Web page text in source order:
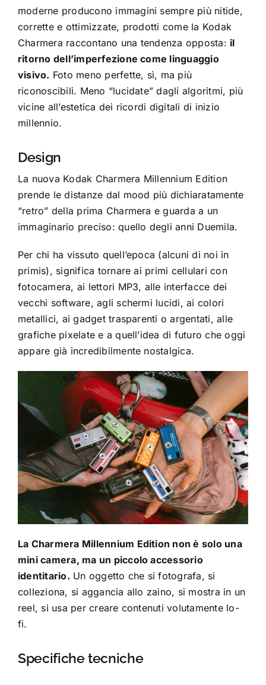
moderne producono immagini sempre più nitide,
corrette e ottimizzate, prodotti come la Kodak
Charmera raccontano una tendenza opposta: il
ritorno dell’imperfezione come linguaggio
visivo. Foto meno perfette, sì, ma più
riconoscibili. Meno “lucidate” dagli algoritmi, più
vicine all’estetica dei ricordi digitali di inizio
millennio.
Design
La nuova Kodak Charmera Millennium Edition
prende le distanze dal mood più dichiaratamente
“retro” della prima Charmera e guarda a un
immaginario preciso: quello degli anni Duemila.
Per chi ha vissuto quell’epoca (alcuni di noi in
primis), significa tornare ai primi cellulari con
fotocamera, ai lettori MP3, alle interfacce dei
vecchi software, agli schermi lucidi, ai colori
metallici, ai gadget trasparenti o argentati, alle
grafiche pixelate e a quell’idea di futuro che oggi
appare già incredibilmente nostalgica.
La Charmera Millennium Edition non è solo una
mini camera, ma un piccolo accessorio
identitario. Un oggetto che si fotografa, si
colleziona, si aggancia allo zaino, si mostra in un
reel, si usa per creare contenuti volutamente lo-
fi.
Specifiche tecniche